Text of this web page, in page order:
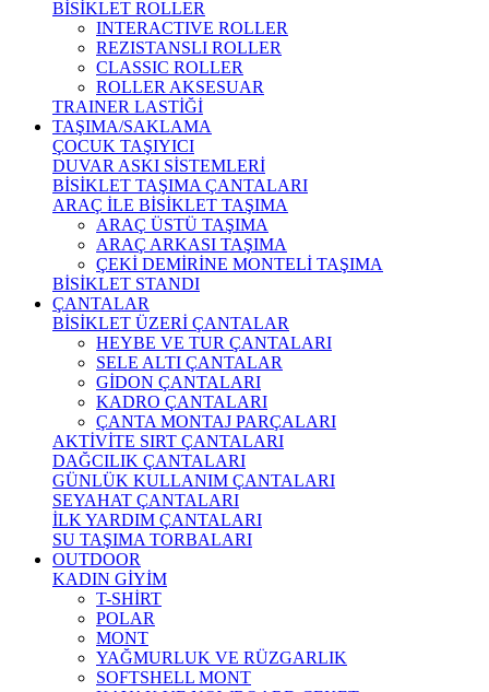
BİSİKLET ROLLER
INTERACTIVE ROLLER
REZISTANSLI ROLLER
CLASSIC ROLLER
ROLLER AKSESUAR
TRAINER LASTİĞİ
TAŞIMA/SAKLAMA
ÇOCUK TAŞIYICI
DUVAR ASKI SİSTEMLERİ
BİSİKLET TAŞIMA ÇANTALARI
ARAÇ İLE BİSİKLET TAŞIMA
ARAÇ ÜSTÜ TAŞIMA
ARAÇ ARKASI TAŞIMA
ÇEKİ DEMİRİNE MONTELİ TAŞIMA
BİSİKLET STANDI
ÇANTALAR
BİSİKLET ÜZERİ ÇANTALAR
HEYBE VE TUR ÇANTALARI
SELE ALTI ÇANTALAR
GİDON ÇANTALARI
KADRO ÇANTALARI
ÇANTA MONTAJ PARÇALARI
AKTİVİTE SIRT ÇANTALARI
DAĞCILIK ÇANTALARI
GÜNLÜK KULLANIM ÇANTALARI
SEYAHAT ÇANTALARI
İLK YARDIM ÇANTALARI
SU TAŞIMA TORBALARI
OUTDOOR
KADIN GİYİM
T-SHİRT
POLAR
MONT
YAĞMURLUK VE RÜZGARLIK
SOFTSHELL MONT